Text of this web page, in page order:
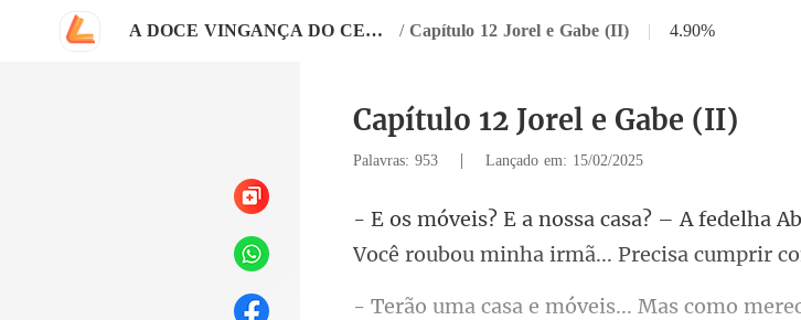
A DOCE VINGANÇA DO CEO SEM CORAÇÃO / Capítulo 12 Jorel e Gabe (II) | 4.90%
Capítulo 12 Jorel e Gabe (II)
Palavras: 953 | Lançado em: 15/02/2025
Você roubou min